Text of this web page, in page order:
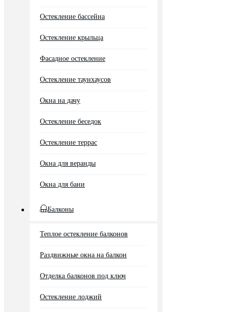
Остекление бассейна
Остекление крыльца
Фасадное остекление
Остекление таунхаусов
Окна на дачу
Остекление беседок
Остекление террас
Окна для веранды
Окна для бани
Балконы
Теплое остекление балконов
Раздвижные окна на балкон
Отделка балконов под ключ
Остекление лоджий